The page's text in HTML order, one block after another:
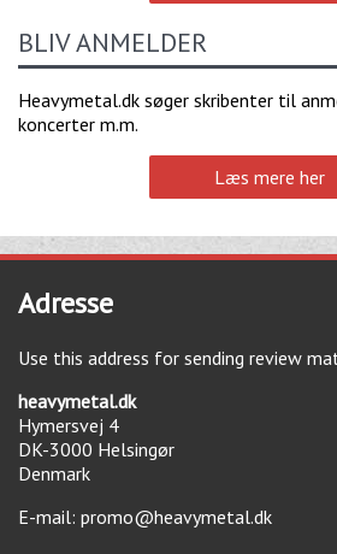
BLIV ANMELDER
Heavymetal.dk søger skribenter til
koncerter m.m.
Læs mere her
Adresse
Use this address for sending review
heavymetal.dk
Hymersvej 4
DK-3000 Helsingør
Denmark
E-mail: promo@heavymetal.dk